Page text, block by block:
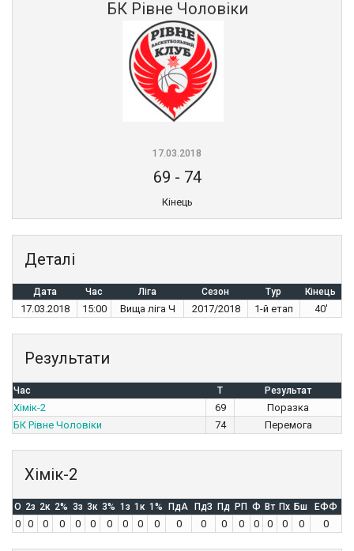
БК Рівне Чоловіки
17.03.2018
69 - 74
Кінець
Деталі
Дата Час Ліга Сезон Тур Кінець
17.03.2018 15:00 Вища ліга Ч 2017/2018 1-й етап 40'
Результати
Час T Результат
Хімік-2 69
Поразка
БК Рівне Чоловіки
74 Перемога
Хімік-2
O 2з 2к 2% 3з 3к 3% 1з 1к 1% ПдА ПдЗ Пд РП Ф Вт Пх Бш ЕФФ
0 0 0 0 0 0 0 0 0 0 0 0 0 0 0 0 0 0 0